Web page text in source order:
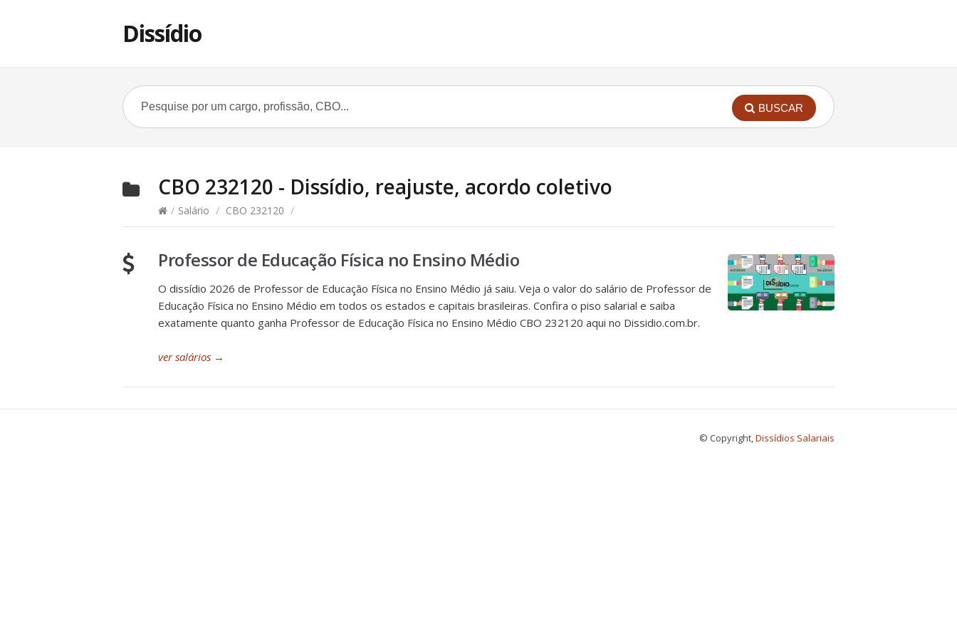
Dissídio
BUSCAR
CBO 232120 - Dissídio, reajuste, acordo coletivo
/ Salário / CBO 232120 /
Professor de Educação Física no Ensino Médio
O dissídio 2026 de Professor de Educação Física no Ensino Médio já saiu. Veja o valor do salário de Professor de
Educação Física no Ensino Médio em todos os estados e capitais brasileiras. Confira o piso salarial e saiba
exatamente quanto ganha Professor de Educação Física no Ensino Médio CBO 232120 aqui no Dissidio.com.br.
ver salários →
© Copyright,Dissídios Salariais